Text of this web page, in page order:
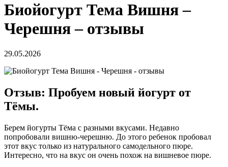
Биойогурт Тема Вишня –
Черешня – отзывы
29.05.2026
Отзыв: ​Пробуем новый йогурт от
Тёмы.
Берем йогурты Тёма с разными вкусами. Недавно
попробовали вишню-черешню. До этого ребенок пробовал
этот вкус только из натурального самодельного пюре.
Интересно, что на вкус он очень похож на вишневое пюре.